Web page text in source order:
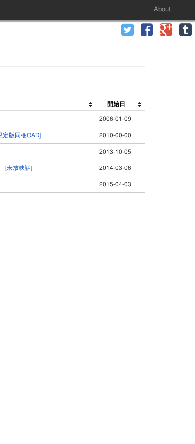
About
開始日
2006-01-09
定版同梱OAD] 2010-00-00
2013-10-05
[未放映話] 2014-03-06
2015-04-03